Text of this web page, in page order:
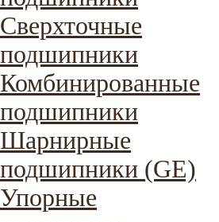
Сверхточные
подшипники
Комбинированные
подшипники
Шарнирные
подшипники (GE)
Упорные